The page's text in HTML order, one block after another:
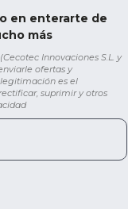
en enterarte de
más
Innovaciones S.L. y
ofertas y
es el
suprimir y otros